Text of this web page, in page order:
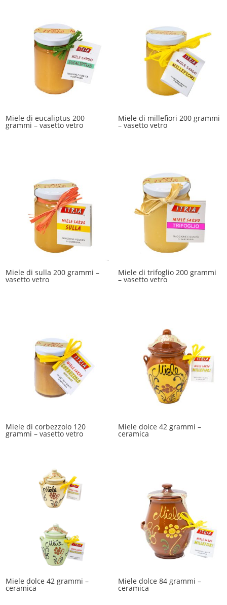
Miele di eucaliptus 200
grammi – vasetto vetro
Miele di millefiori 200 grammi
– vasetto vetro
Miele di sulla 200 grammi –
vasetto vetro
Miele di trifoglio 200 grammi
– vasetto vetro
Miele di corbezzolo 120
grammi – vasetto vetro
Miele dolce 42 grammi –
ceramica
Miele dolce 42 grammi –
ceramica
Miele dolce 84 grammi –
ceramica